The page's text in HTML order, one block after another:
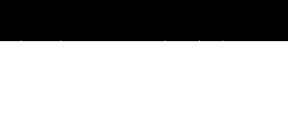
הירשמו לניוזלטר שלנו, ותהיו הראשונים לדעת על